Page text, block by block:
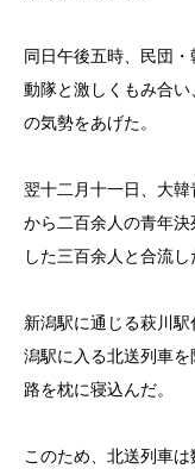
同日午後五時、民団
動隊と激しくもみ合
の気勢をあげた。
翌十二月十一日、大
から二百余人の青年
した三百余人と合流し
新潟駅に通じる萩川
潟駅に入る北送列車
路を枕に寝込んだ。
このため、北送列車